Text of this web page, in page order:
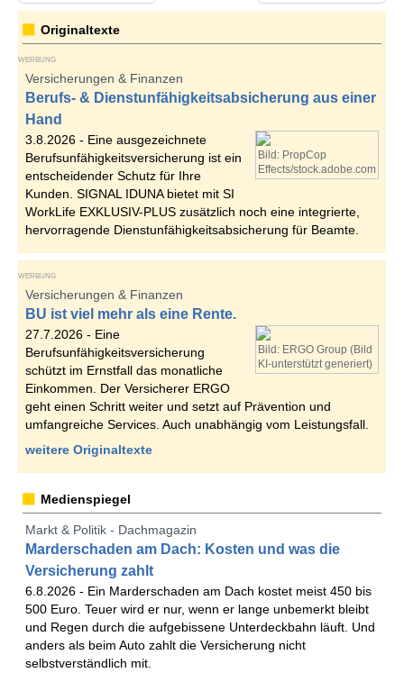
Originaltexte
WERBUNG
Versicherungen & Finanzen
Berufs- & Dienstunfähigkeitsabsicherung aus einer
Hand
Bild: PropCop
Effects/stock.adobe.com
3.8.2026 - Eine ausgezeichnete
Berufsunfähigkeitsversicherung ist ein
entscheidender Schutz für Ihre
Kunden. SIGNAL IDUNA bietet mit SI
WorkLife EXKLUSIV-PLUS zusätzlich noch eine integrierte,
hervorragende Dienstunfähigkeitsabsicherung für Beamte.
WERBUNG
Versicherungen & Finanzen
BU ist viel mehr als eine Rente.
Bild: ERGO Group (Bild
KI-unterstützt generiert)
27.7.2026 - Eine
Berufsunfähigkeitsversicherung
schützt im Ernstfall das monatliche
Einkommen. Der Versicherer ERGO
geht einen Schritt weiter und setzt auf Prävention und
umfangreiche Services. Auch unabhängig vom Leistungsfall.
weitere Originaltexte
Medienspiegel
Markt & Politik - Dachmagazin
Marderschaden am Dach: Kosten und was die
Versicherung zahlt
6.8.2026 - Ein Marderschaden am Dach kostet meist 450 bis
500 Euro. Teuer wird er nur, wenn er lange unbemerkt bleibt
und Regen durch die aufgebissene Unterdeckbahn läuft. Und
anders als beim Auto zahlt die Versicherung nicht
selbstverständlich mit.